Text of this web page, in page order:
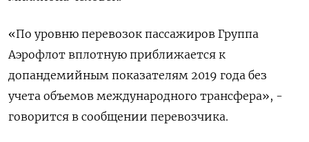
«По уровню перевозок пассажиров Группа
Аэрофлот вплотную приближается к
допандемийным показателям 2019 года без
учета объемов международного трансфера», -
говорится в сообщении перевозчика.